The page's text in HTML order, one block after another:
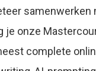
samenwerken
je onze
complete